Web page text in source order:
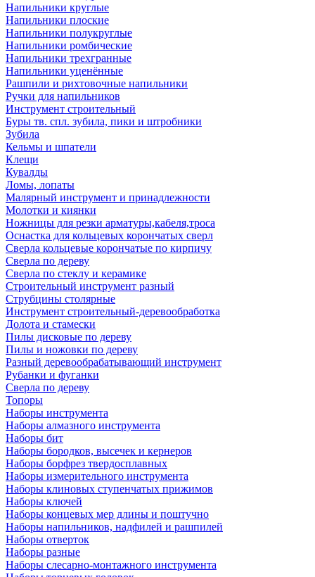
Напильники круглые
Напильники плоские
Напильники полукруглые
Напильники ромбические
Напильники трехгранные
Напильники уценённые
Рашпили и рихтовочные напильники
Ручки для напильников
Инструмент строительный
Буры тв. спл. зубила, пики и штробники
Зубила
Кельмы и шпатели
Клещи
Кувалды
Ломы, лопаты
Малярный инструмент и принадлежности
Молотки и киянки
Ножницы для резки арматуры,кабеля,троса
Оснастка для кольцевых корончатых сверл
Сверла кольцевые корончатые по кирпичу
Сверла по дереву
Сверла по стеклу и керамике
Строительный инструмент разный
Струбцины столярные
Инструмент строительный-деревообработка
Долота и стамески
Пилы дисковые по дереву
Пилы и ножовки по дереву
Разный деревообрабатывающий инструмент
Рубанки и фуганки
Сверла по дереву
Топоры
Наборы инструмента
Наборы алмазного инструмента
Наборы бит
Наборы бородков, высечек и кернеров
Наборы борфрез твердосплавных
Наборы измерительного инструмента
Наборы клиновых ступенчатых прижимов
Наборы ключей
Наборы концевых мер длины и поштучно
Наборы напильников, надфилей и рашпилей
Наборы отверток
Наборы разные
Наборы слесарно-монтажного инструмента